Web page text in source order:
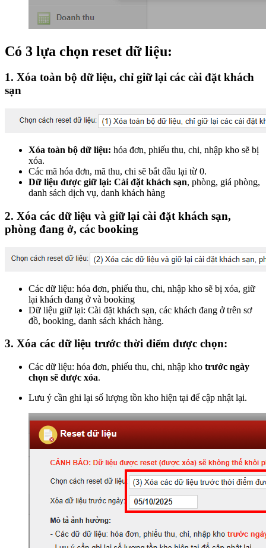
Có 3 lựa chọn reset dữ liệu:
1. Xóa toàn bộ dữ liệu, chỉ giữ lại các cài đặt khách
sạn
Xóa toàn bộ dữ liệu: hóa đơn, phiếu thu, chi, nhập kho sẽ bị
xóa.
Các mã hóa đơn, mã thu, chi sẽ bắt đầu lại từ 0.
Dữ liệu được giữ lại: Cài đặt khách sạn, phòng, giá phòng,
danh sách dịch vụ, danh khách hàng
2. Xóa các dữ liệu và giữ lại cài đặt khách sạn,
phòng đang ở, các booking
Các dữ liệu: hóa đơn, phiếu thu, chi, nhập kho sẽ bị xóa, giữ
lại khách đang ở và booking
Dữ liệu giữ lại: Cài đặt khách sạn, các khách đang ở trên sơ
đồ, booking, danh sách khách hàng.
3. Xóa các dữ liệu trước thời điểm được chọn:
Các dữ liệu: hóa đơn, phiếu thu, chi, nhập kho trước ngày
chọn sẽ được xóa.
Lưu ý cần ghi lại số lượng tồn kho hiện tại để cập nhật lại.